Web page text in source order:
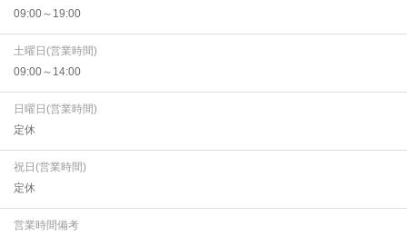
09:00～19:00
土曜日(営業時間)
09:00～14:00
日曜日(営業時間)
定休
祝日(営業時間)
定休
営業時間備考